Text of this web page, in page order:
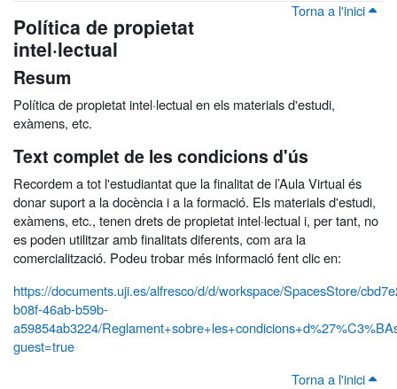
Torna a l'inici
Política de propietat
intel·lectual
Resum
Política de propietat intel·lectual en els materials d'estudi,
exàmens, etc.
Text complet de les condicions d'ús
Recordem a tot l'estudiantat que la finalitat de l’Aula Virtual és
donar suport a la docència i a la formació. Els materials d'estudi,
exàmens, etc., tenen drets de propietat intel·lectual i, per tant, no
es poden utilitzar amb finalitats diferents, com ara la
comercialització. Podeu trobar més informació fent clic en:
https://documents.uji.es/alfresco/d/d/workspace/SpacesStore/
b08f-46ab-b59b-
a59854ab3224/
guest=true
Torna a l'inici